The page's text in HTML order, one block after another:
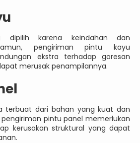
dipilih karena keindahan dan
pengiriman pintu kayu
ekstra terhadap goresan
merusak penampilannya.
terbuat dari bahan yang kuat dan
pintu panel memerlukan
kerusakan struktural yang dapat